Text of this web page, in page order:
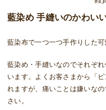
藍染め 手縫いのかわい
藍染布で一つ一つ手作りした可
藍染め・手縫いなのでそれぞ
います。よくお客さまから「
れますが、痛いことは嫌いな
さい。